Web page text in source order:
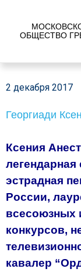
ОБЩЕСТВО
2 декабря 2017
Георгиади
Ксения
легендарная
эстрадная
России,
всесоюзных
конкурсов,
кавалер